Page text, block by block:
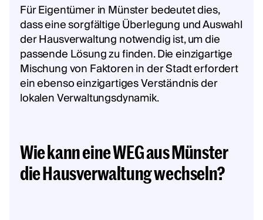
Für Eigentümer in Münster bedeutet dies,
dass eine sorgfältige Überlegung und Auswahl
der Hausverwaltung notwendig ist, um die
passende Lösung zu finden. Die einzigartige
Mischung von Faktoren in der Stadt erfordert
ein ebenso einzigartiges Verständnis der
lokalen Verwaltungsdynamik.
Wie kann eine WEG aus Münster
die Hausverwaltung wechseln?